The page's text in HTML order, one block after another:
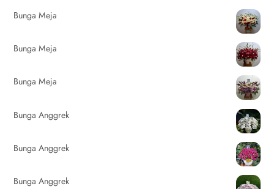
Bunga Meja
Bunga Meja
Bunga Meja
Bunga Anggrek
Bunga Anggrek
Bunga Anggrek